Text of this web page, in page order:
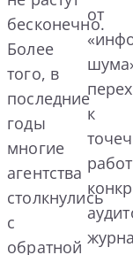
бесконечно.
Более
того, в
последние
годы
многие
агентства
столкнулись
с
обратной
от
к